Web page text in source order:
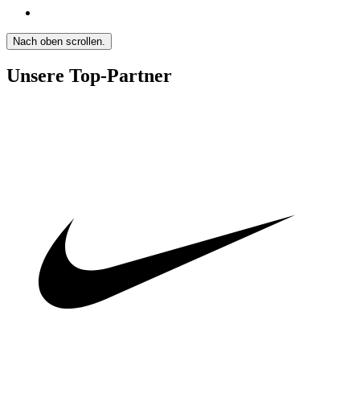
Nach oben scrollen.
Unsere Top-Partner